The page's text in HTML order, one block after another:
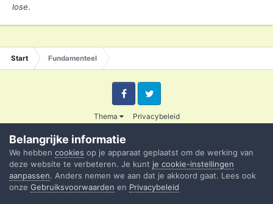
lose.
Start Fundamenteel
Thema Privacybeleid
FacebookTwitter
Powered by Invision Community
Belangrijke informatie
We hebben cookies op je apparaat geplaatst om de werking van
deze website te verbeteren. Je kunt je cookie-instellingen
aanpassen. Anders nemen we aan dat je akkoord gaat. Lees ook
onze Gebruiksvoorwaarden en Privacybeleid